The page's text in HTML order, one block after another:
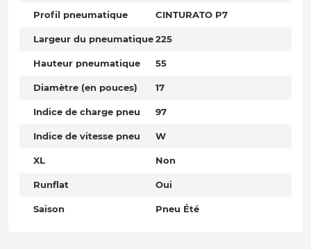
Profil pneumatique CINTURATO P7
Largeur du pneumatique225
Hauteur pneumatique 55
Diamètre (en pouces) 17
Indice de charge pneu 97
Indice de vitesse pneu W
XL Non
Runflat Oui
Saison Pneu Été